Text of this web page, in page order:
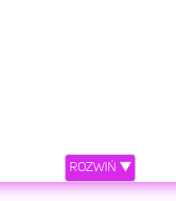
🇺🇸🇵🇱 (@sandrakubicka)
ROZWIŃ ▼